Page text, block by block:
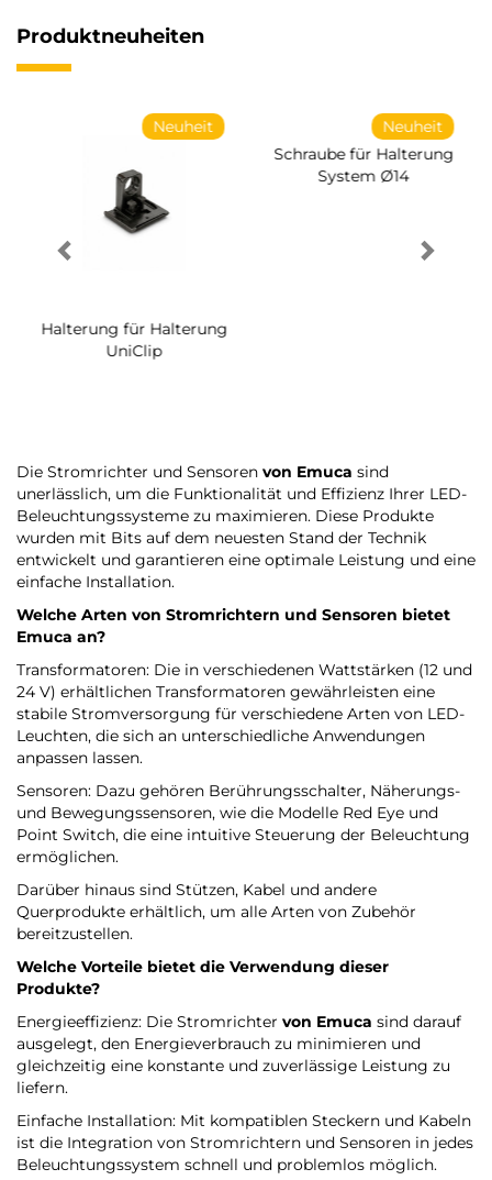
Produktneuheiten
Neuheit
Halterung für Halterung
UniClip
Neuheit
Die Stromrichter und Sensoren von Emuca sind
unerlässlich, um die Funktionalität und Effizienz Ihrer LED-
Beleuchtungssysteme zu maximieren. Diese Produkte
wurden mit Bits auf dem neuesten Stand der Technik
entwickelt und garantieren eine optimale Leistung und eine
einfache Installation.
Welche Arten von Stromrichtern und Sensoren bietet
Emuca an?
Transformatoren: Die in verschiedenen Wattstärken (12 und
24 V) erhältlichen Transformatoren gewährleisten eine
stabile Stromversorgung für verschiedene Arten von LED-
Leuchten, die sich an unterschiedliche Anwendungen
anpassen lassen.
Sensoren: Dazu gehören Berührungsschalter, Näherungs-
und Bewegungssensoren, wie die Modelle Red Eye und
Point Switch, die eine intuitive Steuerung der Beleuchtung
ermöglichen.
Darüber hinaus sind Stützen, Kabel und andere
Querprodukte erhältlich, um alle Arten von Zubehör
bereitzustellen.
Welche Vorteile bietet die Verwendung dieser
Produkte?
Energieeffizienz: Die Stromrichter von Emuca sind darauf
ausgelegt, den Energieverbrauch zu minimieren und
gleichzeitig eine konstante und zuverlässige Leistung zu
liefern.
Einfache Installation: Mit kompatiblen Steckern und Kabeln
ist die Integration von Stromrichtern und Sensoren in jedes
Beleuchtungssystem schnell und problemlos möglich.